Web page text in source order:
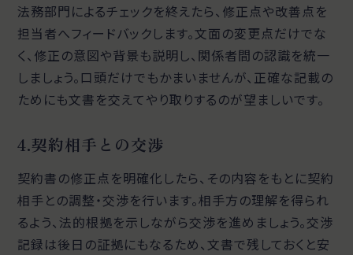
法務部門によるチェックを終えたら、修正点や改善点を
担当者へフィードバックします。文面の変更点だけでな
く、修正の意図や背景も説明し、関係者間の認識を統一
しましょう。口頭だけでもかまいませんが、正確な記載の
ためにも文書を交えてやり取りするのが望ましいです。
4.契約相手との交渉
契約書の修正点を明確化したら、その内容をもとに契約
相手との調整・交渉を行います。相手方の理解を得られ
るよう、法的根拠を示しながら交渉を進めましょう。交渉
記録は後日の証拠にもなるため、文書で残しておくと安